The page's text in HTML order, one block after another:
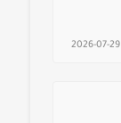
2026-07-29